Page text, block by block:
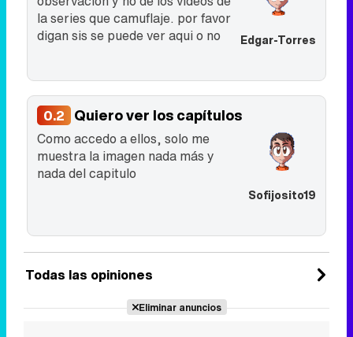
Edgar-Torres
la series que camuflaje. por favor
digan sis se puede ver aqui o no
0.2 Quiero ver los capítulos
Sofijosito19
Como accedo a ellos, solo me
muestra la imagen nada más y
nada del capitulo
Todas las opiniones
Eliminar anuncios